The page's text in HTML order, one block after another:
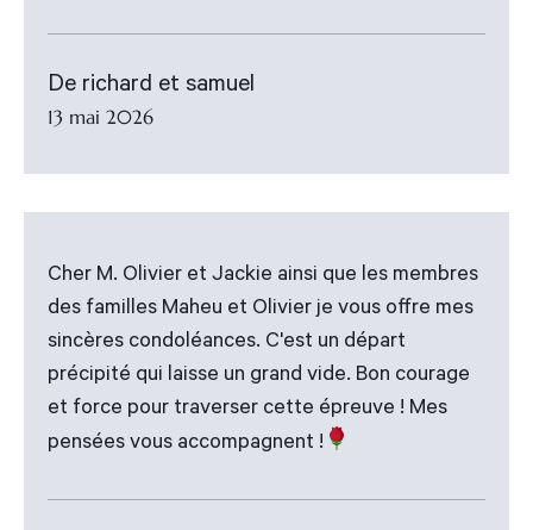
De richard et samuel
13 mai 2026
Cher M. Olivier et Jackie ainsi que les membres
des familles Maheu et Olivier je vous offre mes
sincères condoléances. C'est un départ
précipité qui laisse un grand vide. Bon courage
et force pour traverser cette épreuve ! Mes
pensées vous accompagnent !